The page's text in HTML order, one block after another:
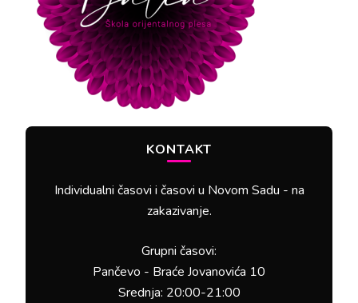
KONTAKT
Individualni časovi i časovi u Novom Sadu - na
zakazivanje.
Grupni časovi:
Pančevo - Braće Jovanovića 10
Srednja: 20:00-21:00